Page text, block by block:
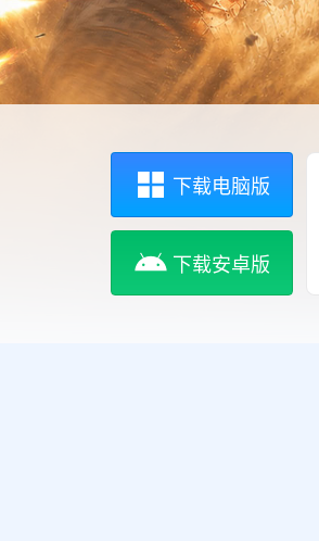
下载电脑版
下载安卓版